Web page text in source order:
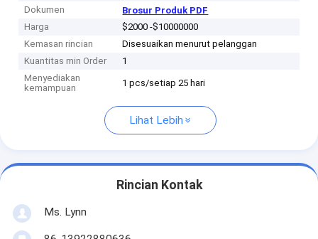
Dokumen
Brosur Produk PDF
Harga
$2000 -$10000000
Kemasan rincian
Disesuaikan menurut pelanggan
Kuantitas min Order
1
Menyediakan
kemampuan
1 pcs/setiap 25 hari
Lihat Lebih
Rincian Kontak
Ms. Lynn